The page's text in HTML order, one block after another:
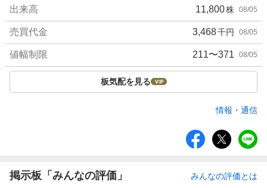
出来高 11,800株 08/05
売買代金 3,468千円 08/05
値幅制限 211〜371 08/05
板気配を見る
情報・通信
ア
掲示板「みんなの評価」 みんなの評価とは